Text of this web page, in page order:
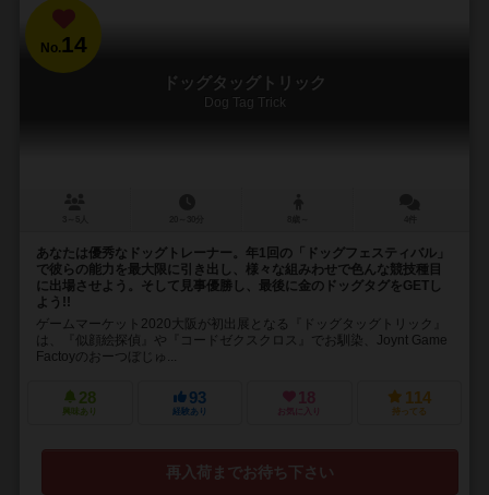
No.14
ドッグタッグトリック
Dog Tag Trick
あなたは優秀なドッグトレーナー。年1回の「ドッグフェスティバル」
で彼らの能力を最大限に引き出し、様々な組みわせで色んな競技種目
に出場させよう。そして見事優勝し、最後に金のドッグタグをGETし
よう!!
ゲームマーケット2020大阪が初出展となる『ドッグタッグトリック』
は、『似顔絵探偵』や『コードゼクスクロス』でお馴染、Joynt Game
Factoyのおーつぼじゅ...
28
興味あり
93
経験あり
18
お気に入り
114
持ってる
再入荷までお待ち下さい